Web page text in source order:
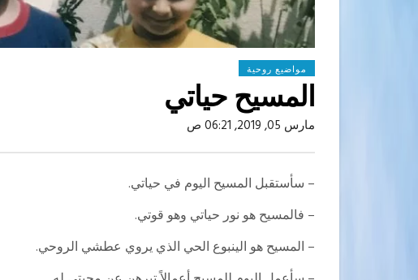
مواضيع روحية
المسيح حياتي
مارس 05, 2019, 06:21 ص
– سأستقبل المسيح اليوم في حياتي.
– فالمسيح هو نور حياتي وهو قوتي.
– المسيح هو الينبوع الحي الذي يروي عطشي الروحي.